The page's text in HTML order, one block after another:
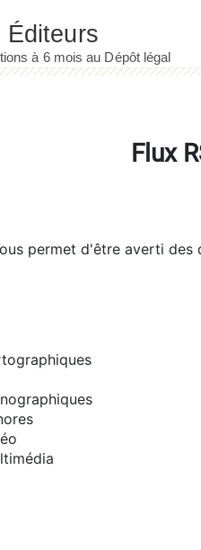
Flux
permet d'être averti des